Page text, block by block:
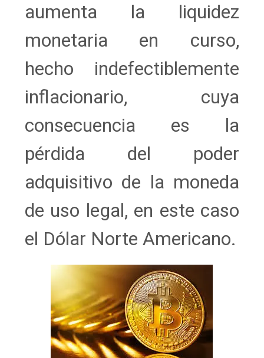
aumenta la liquidez
monetaria en curso,
hecho indefectiblemente
inflacionario, cuya
consecuencia es la
pérdida del poder
adquisitivo de la moneda
de uso legal, en este caso
el Dólar Norte Americano.